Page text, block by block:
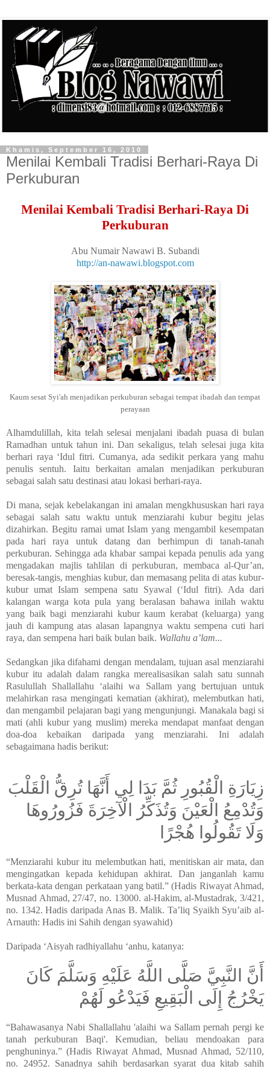
Khamis, September 16, 2010
Menilai Kembali Tradisi Berhari-Raya Di
Perkuburan
Menilai Kembali Tradisi Berhari-Raya Di
Perkuburan
Abu Numair Nawawi B. Subandi
http://an-nawawi.blogspot.com
Kaum sesat Syi'ah menjadikan perkuburan sebagai tempat ibadah dan tempat
perayaan
Alhamdulillah, kita telah selesai menjalani ibadah puasa di bulan
Ramadhan untuk tahun ini. Dan sekaligus, telah selesai juga kita
berhari raya ‘Idul fitri. Cumanya, ada sedikit perkara yang mahu
penulis sentuh. Iaitu berkaitan amalan menjadikan perkuburan
sebagai salah satu destinasi atau lokasi berhari-raya.
Di mana, sejak kebelakangan ini amalan mengkhususkan hari raya
sebagai salah satu waktu untuk menziarahi kubur begitu jelas
dizahirkan. Begitu ramai umat Islam yang mengambil kesempatan
pada hari raya untuk datang dan berhimpun di tanah-tanah
perkuburan. Sehingga ada khabar sampai kepada penulis ada yang
mengadakan majlis tahlilan di perkuburan, membaca al-Qur’an,
beresak-tangis, menghias kubur, dan memasang pelita di atas kubur-
kubur umat Islam sempena satu Syawal (‘Idul fitri). Ada dari
kalangan warga kota pula yang beralasan bahawa inilah waktu
yang baik bagi menziarahi kubur kaum kerabat (keluarga) yang
jauh di kampung atas alasan lapangnya waktu sempena cuti hari
raya, dan sempena hari baik bulan baik. Wallahu a’lam...
Sedangkan jika difahami dengan mendalam, tujuan asal menziarahi
kubur itu adalah dalam rangka merealisasikan salah satu sunnah
Rasulullah Shallallahu ‘alaihi wa Sallam yang bertujuan untuk
melahirkan rasa mengingati kematian (akhirat), melembutkan hati,
dan mengambil pelajaran bagi yang mengunjungi. Manakala bagi si
mati (ahli kubur yang muslim) mereka mendapat manfaat dengan
doa-doa kebaikan daripada yang menziarahi. Ini adalah
sebagaimana hadis berikut:
زِيَارَةِ الْقُبُورِ ثُمَّ بَدَا لِي أَنَّهَا تُرِقُّ الْقَلْبَ
وَتُدْمِعُ الْعَيْنَ وَتُذَكِّرُ الْآخِرَةَ فَزُورُوهَا
وَلَا تَقُولُوا هُجْرًا
“Menziarahi kubur itu melembutkan hati, menitiskan air mata, dan
mengingatkan kepada kehidupan akhirat. Dan janganlah kamu
berkata-kata dengan perkataan yang batil.” (Hadis Riwayat Ahmad,
Musnad Ahmad, 27/47, no. 13000. al-Hakim, al-Mustadrak, 3/421,
no. 1342. Hadis daripada Anas B. Malik. Ta’liq Syaikh Syu’aib al-
Arnauth: Hadis ini Sahih dengan syawahid)
Daripada ‘Aisyah radhiyallahu ‘anhu, katanya:
أَنَّ النَّبِيَّ صَلَّى اللَّهُ عَلَيْهِ وَسَلَّمَ كَانَ
يَخْرُجُ إِلَى الْبَقِيعِ فَيَدْعُو لَهُمْ
“Bahawasanya Nabi Shallallahu 'alaihi wa Sallam pernah pergi ke
tanah perkuburan Baqi'. Kemudian, beliau mendoakan para
penghuninya.” (Hadis Riwayat Ahmad, Musnad Ahmad, 52/110,
no. 24952. Sanadnya sahih berdasarkan syarat dua kitab sahih